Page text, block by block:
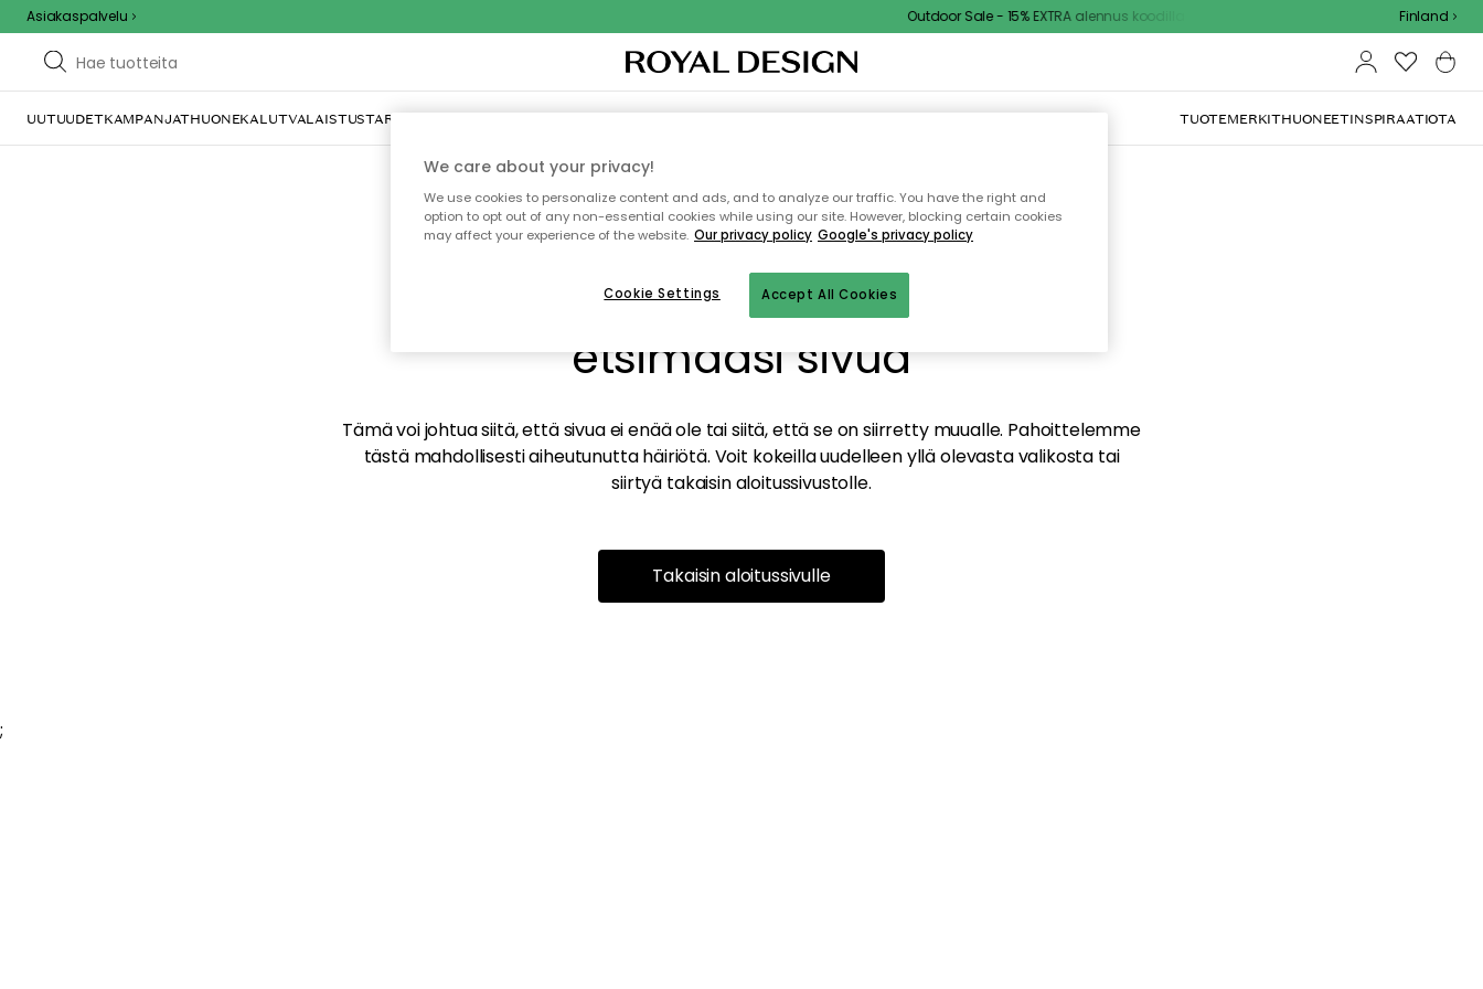
Asiakaspalvelu Outdoor Sale - 15% EXTRA alennus koodilla Finland
UUTUUDETKAMPANJATHUONEKALUTVALAISTUSTARJOILU JA KATTAUSSISUSTUSTEKSTIILIT & MATOTKEITTIÖSÄILYTYSULKOKALUSTEET TUOTEMERKITHUONEETINSPIRAATIOTA
Emme valitettavasti löydä
etsimääsi sivua
Tämä voi johtua siitä, että sivua ei enää ole tai siitä, että se on siirretty muualle. Pahoittelemme
tästä mahdollisesti aiheutunutta häiriötä. Voit kokeilla uudelleen yllä olevasta valikosta tai
siirtyä takaisin aloitussivustolle.
Takaisin aloitussivulle
;
We care about your privacy!
We use cookies to personalize content and ads, and to analyze our traffic. You have the right and
option to opt out of any non-essential cookies while using our site. However, blocking certain cookies
may affect your experience of the website. Our privacy policy Google's privacy policy
Accept All Cookies
Cookie Settings